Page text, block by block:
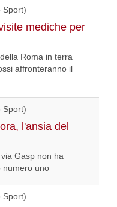
Sport)
mediche per
Roma in terra
affronteranno il
Sport)
l'ansia del
Gasp non ha
numero uno
Sport)